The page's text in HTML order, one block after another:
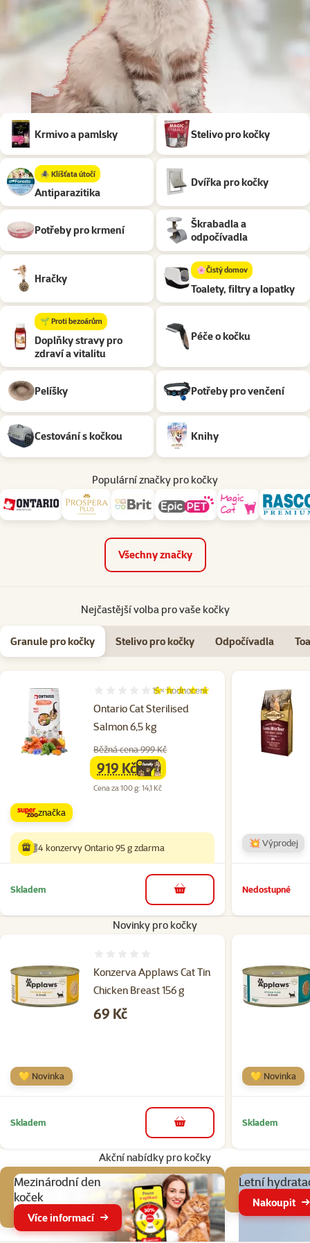
Podkategorie
Krmivo a pamlsky
Stelivo pro kočky
🕷️ Klíšťata útočí
Antiparazitika
Dvířka pro kočky
Potřeby pro krmení
Škrabadla a
odpočívadla
Hračky
🌸Čistý domov
Toalety, filtry a lopatky
🌱 Proti bezoárům
Doplňky stravy pro
zdraví a vitalitu
Péče o kočku
Pelíšky Potřeby pro venčení
Cestování s kočkou Knihy
Populární značky pro kočky
Všechny značky
Nejčastější volba pro vaše kočky
Granule pro kočky Stelivo pro kočky Odpočívadla
Ontario Cat Sterilised
Salmon 6,5 kg
Hodnocení 97%, počet hodnocení: 15
15×hodnocení
Běžná cena 999 Kč
familycena
919 Kč
Cena za 100 g: 14,1 Kč
značka
4 konzervy Ontario 95 g zdarma
Skladem do košíku
💥 Výprodej
Nedostupné
Novinky pro kočky
Konzerva Applaws Cat Tin
Chicken Breast 156 g
Cena
69 Kč
💛 Novinka
Skladem do košíku
💛 Novinka
Skladem
Akční nabídky pro kočky
Mezinárodní den
koček
Více informací
Letní
Nakoupit